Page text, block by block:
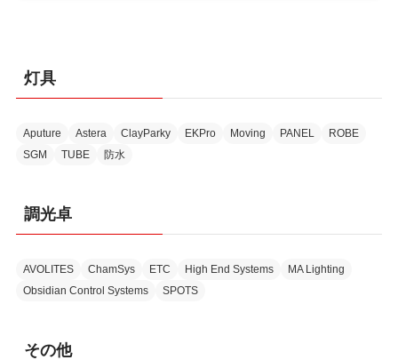
灯具
Aputure Astera ClayParky EKPro Moving PANEL
ROBE
SGM
TUBE 防水
調光卓
AVOLITES ChamSys ETC High End Systems
MA Lighting
Obsidian Control Systems
SPOTS
その他